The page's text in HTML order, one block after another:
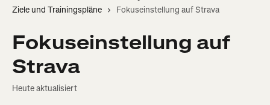
Ziele und Trainingspläne
Fokuseinstellung auf Strava
Fokuseinstellung auf
Strava
Heute aktualisiert